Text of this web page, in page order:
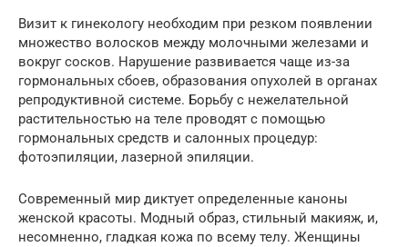
Визит к гинекологу необходим при резком появлении
множество волосков между молочными железами и
вокруг сосков. Нарушение развивается чаще из-за
гормональных сбоев, образования опухолей в органах
репродуктивной системе. Борьбу с нежелательной
растительностью на теле проводят с помощью
гормональных средств и салонных процедур:
фотоэпиляции, лазерной эпиляции.
Современный мир диктует определенные каноны
женской красоты. Модный образ, стильный макияж, и,
несомненно, гладкая кожа по всему телу. Женщины